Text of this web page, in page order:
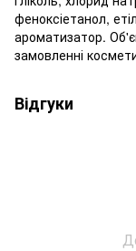
феноксіетанол,
ароматизатор.
замовленні
Відгуки